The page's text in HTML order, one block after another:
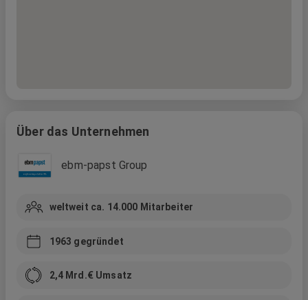
Über das Unternehmen
ebm-papst Group
weltweit ca. 14.000 Mitarbeiter
1963 gegründet
2,4 Mrd.€ Umsatz